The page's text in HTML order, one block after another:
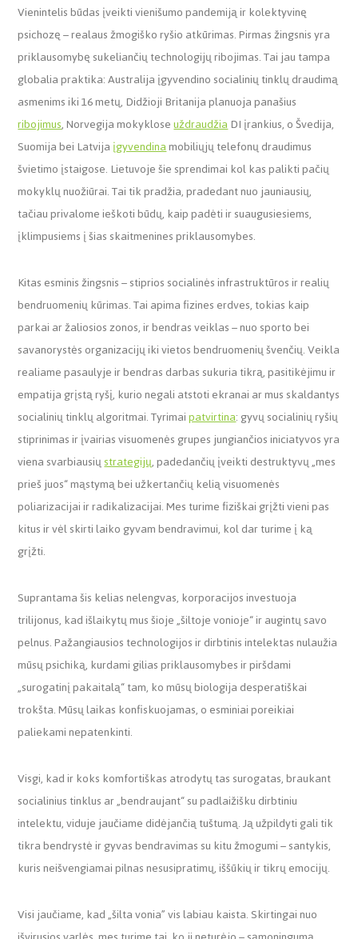
Vienintelis būdas įveikti vienišumo pandemiją ir kolektyvinę
psichozę – realaus žmogiško ryšio atkūrimas. Pirmas žingsnis yra
priklausomybę sukeliančių technologijų ribojimas. Tai jau tampa
globalia praktika: Australija įgyvendino socialinių tinklų draudimą
asmenims iki 16 metų, Didžioji Britanija planuoja panašius
ribojimus, Norvegija mokykloseuždraudžiaDI įrankius, o Švedija,
Suomija bei Latvijaįgyvendinamobiliųjų telefonų draudimus
švietimo įstaigose. Lietuvoje šie sprendimai kol kas palikti pačių
mokyklų nuožiūrai. Tai tik pradžia, pradedant nuo jauniausių,
tačiau privalome ieškoti būdų, kaip padėti ir suaugusiesiems,
įklimpusiems į šias skaitmenines priklausomybes.
Kitas esminis žingsnis – stiprios socialinės infrastruktūros ir realių
bendruomenių kūrimas. Tai apima fizines erdves, tokias kaip
parkai ar žaliosios zonos, ir bendras veiklas – nuo sporto bei
savanorystės organizacijų iki vietos bendruomenių švenčių. Veikla
realiame pasaulyje ir bendras darbas sukuria tikrą, pasitikėjimu ir
empatija grįstą ryšį, kurio negali atstoti ekranai ar mus skaldantys
socialinių tinklų algoritmai. Tyrimaipatvirtina: gyvų socialinių ryšių
stiprinimas ir įvairias visuomenės grupes jungiančios iniciatyvos yra
viena svarbiausiųstrategijų, padedančių įveikti destruktyvų „mes
prieš juos“ mąstymą bei užkertančių kelią visuomenės
poliarizacijai ir radikalizacijai. Mes turime fiziškai grįžti vieni pas
kitus ir vėl skirti laiko gyvam bendravimui, kol dar turime į ką
grįžti.
Suprantama šis kelias nelengvas, korporacijos investuoja
trilijonus, kad išlaikytų mus šioje „šiltoje vonioje“ ir augintų savo
pelnus. Pažangiausios technologijos ir dirbtinis intelektas nulaužia
mūsų psichiką, kurdami gilias priklausomybes ir piršdami
„surogatinį pakaitalą“ tam, ko mūsų biologija desperatiškai
trokšta. Mūsų laikas konfiskuojamas, o esminiai poreikiai
paliekami nepatenkinti.
Visgi, kad ir koks komfortiškas atrodytų tas surogatas, braukant
socialinius tinklus ar „bendraujant“ su padlaižišku dirbtiniu
intelektu,viduje jaučiame didėjančią tuštumą. Ją užpildyti gali tik
tikra bendrystė ir gyvas bendravimas su kitu žmogumi – santykis,
kuris neišvengiamai pilnas nesusipratimų, iššūkių ir tikrų emocijų.
Visi jaučiame, kad „šilta vonia” vis labiau kaista. Skirtingai nuo